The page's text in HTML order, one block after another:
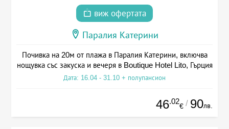
виж офертата
Паралия Катерини
Почивка на 20м от плажа в Паралия Катерини, включва
нощувка със закуска и вечеря в Boutique Hotel Lito, Гърция
Дата: 16.04 - 31.10 + полупансион
46.02
€ / 90лв.